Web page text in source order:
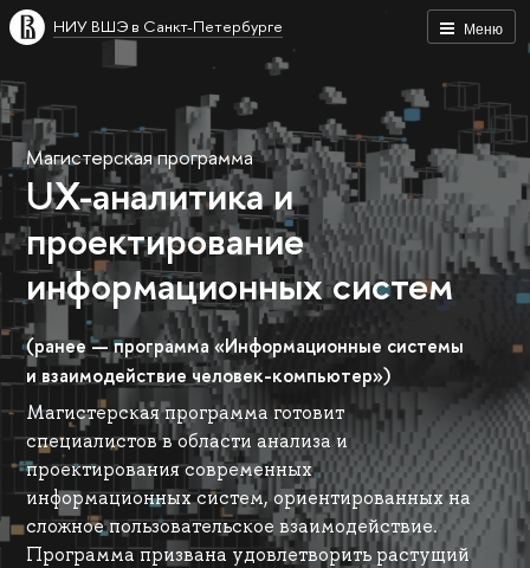
Меню
НИУ ВШЭ в Санкт-Петербурге
Магистерская программа
UX-аналитика и
проектирование
информационных систем
(ранее — программа «Информационные системы
и взаимодействие человек-компьютер»)
Магистерская программа готовит
специалистов в области анализа и
проектирования современных
информационных систем, ориентированных на
сложное пользовательское взаимодействие.
Программа призвана удовлетворить растущий